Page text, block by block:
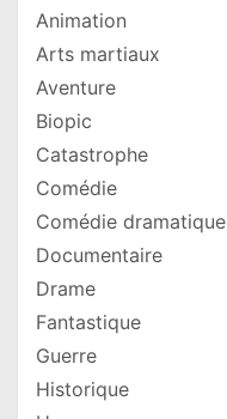
Animation
Arts martiaux
Aventure
Biopic
Catastrophe
Comédie
Comédie dramatique
Documentaire
Drame
Fantastique
Guerre
Historique